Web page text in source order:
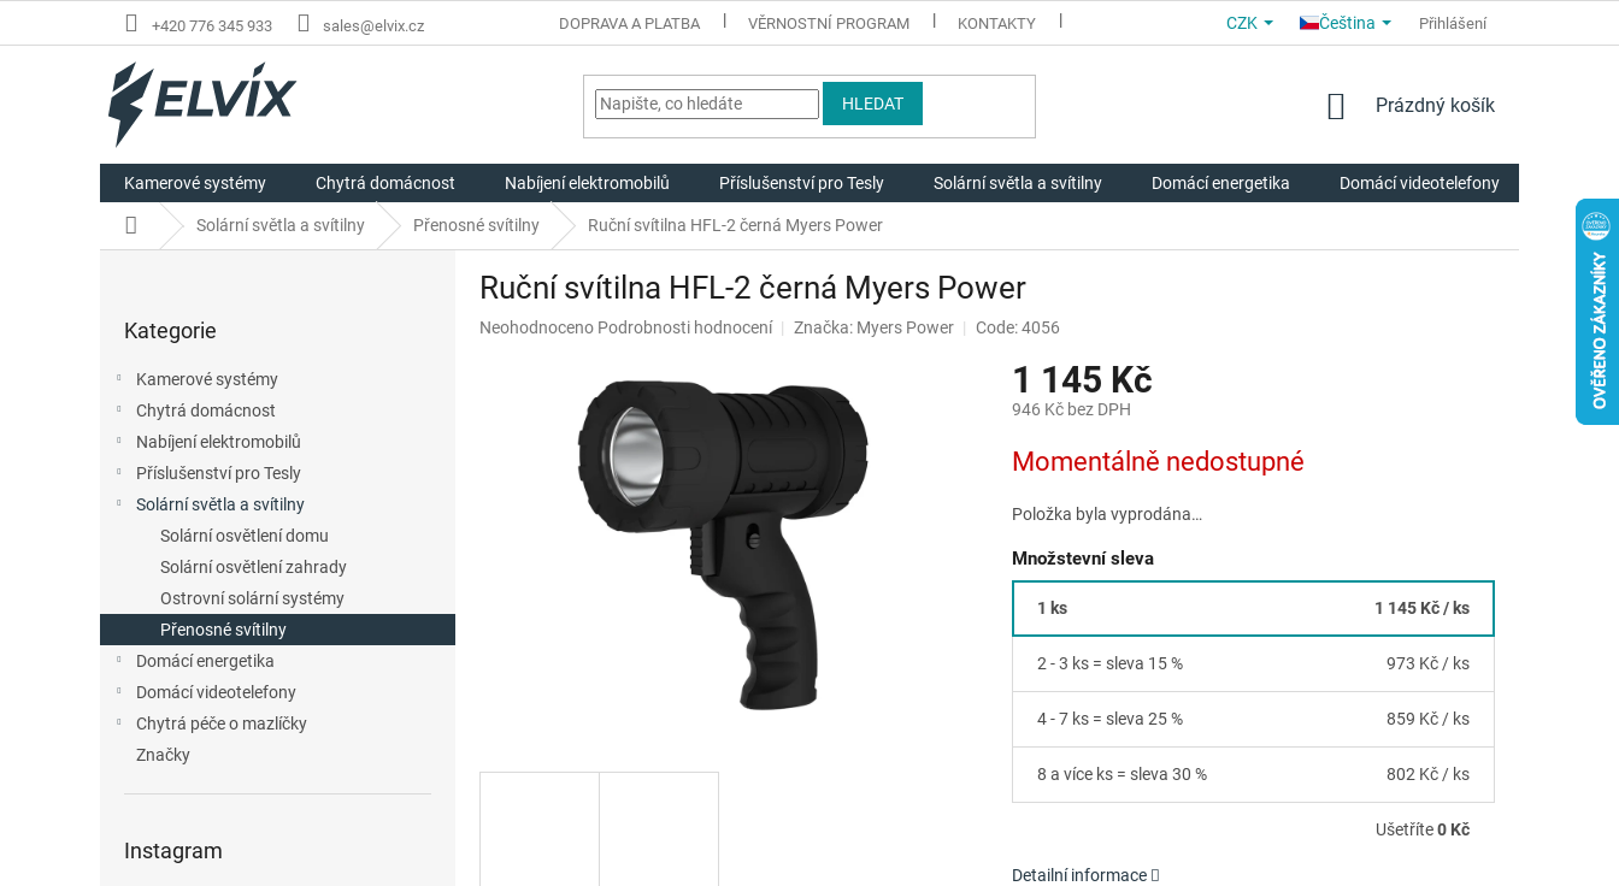
+420 776 345 933 sales@elvix.cz DOPRAVA A PLATBA VĚRNOSTNÍ PROGRAM KONTAKTY OBCHODNÍ PODMÍNKY PRO PARTNERY O NÁS
CZK Čeština Přihlášení
HLEDAT
NÁKUPNÍ
Prázdný košík
Kamerové systémy Chytrá domácnost Nabíjení elektromobilů Příslušenství pro Tesly Solární světla a svítilny Domácí energetika Domácí videotelefony
Domů Solární světla a svítilny Přenosné svítilny Ruční svítilna HFL-2 černá Myers Power
l
kategorie
Kategorie
Kamerové systémy
Chytrá domácnost
Nabíjení elektromobilů
Příslušenství pro Tesly
Solární světla a svítilny
Solární osvětlení domu
Solární osvětlení zahrady
Ostrovní solární systémy
Přenosné svítilny
Domácí energetika
Domácí videotelefony
Chytrá péče o mazlíčky
Značky
Instagram
Ruční svítilna HFL-2 černá Myers Power
Průměrné
Neohodnoceno Podrobnosti hodnocení Značka: Myers Power Code: 4056
1 145 Kč
946 Kč bez DPH
cena:
Momentálně nedostupné
Položka byla vyprodána…
Množstevní sleva
1 ks 1 145 Kč/ ks
2 - 3 ks = sleva 15 % 973 Kč / ks
4 - 7 ks = sleva 25 % 859 Kč / ks
8 a více ks = sleva 30 % 802 Kč / ks
Ušetříte0 Kč
Detailní informace